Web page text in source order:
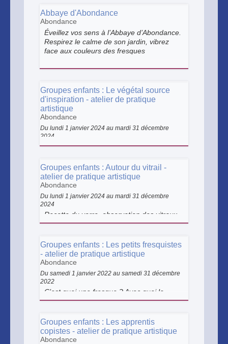
Abbaye d'Abondance
Abondance
Éveillez vos sens à l’Abbaye d’Abondance.
Respirez le calme de son jardin, vibrez
face aux couleurs des fresques
sérénité des pierres. Plus qu’une visite,
montagnes.
Groupes enfants : Le végétal source
d'inspiration - atelier de pratique
artistique
Abondance
Du lundi 1 janvier 2024 au mardi 31 décembre
2024
Les explorateurs en herbe, partent pour
! Au programme : parcours de visite
thématique et activités ludiques : une
chasse aux ingrédients pour les cycles 1
et 2 et un atelier linogravure pour le cycle
3.
Groupes enfants : Autour du vitrail -
atelier de pratique artistique
Abondance
Du lundi 1 janvier 2024 au mardi 31 décembre
2024
Recette du verre, observation des vitraux
et réalisation d’une œuvre personnelle
Groupes enfants : Les petits fresquistes
- atelier de pratique artistique
Abondance
Du samedi 1 janvier 2022 au samedi 31 décembre
2022
C’est quoi une fresque ? Avec quoi la
réalise-t-on ? Cet atelier artistique vous
ancestral et de vous essayer à sa mise en
œuvre.
Groupes enfants : Les apprentis
copistes - atelier de pratique artistique
Abondance